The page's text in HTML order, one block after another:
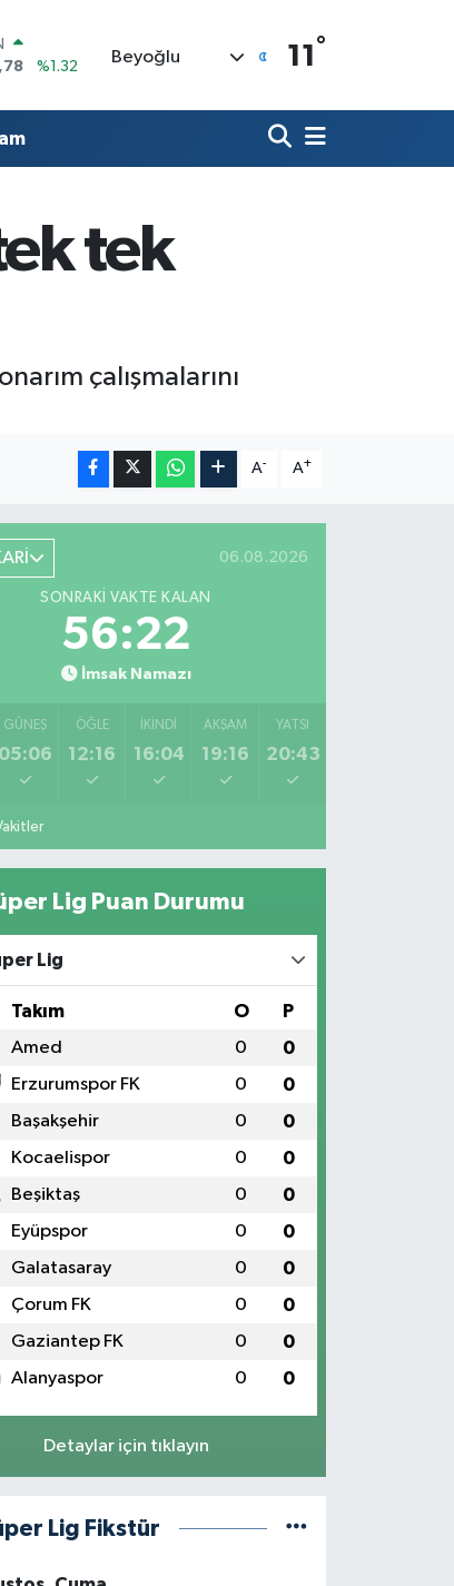
%1.32
%0.08
%0.54
Beyoğlu 11 °
tek
çalışmalarını
A- A+
06.08.2026
SONRAKI VAKTE KALAN
56:22
İmsak Namazı
GÜNEŞ
05:06
ÖĞLE
12:16
İKINDI
16:04
AKŞAM
19:16
YATSI
20:43
Lig Puan Durumu
Lig
Takım O P
Amed 0 0
Erzurumspor FK 0 0
Başakşehir 0 0
Kocaelispor 0 0
Beşiktaş 0 0
Eyüpspor 0 0
Galatasaray 0 0
Çorum FK 0 0
Gaziantep FK 0 0
Alanyaspor 0 0
Detaylar için tıklayın
Lig Fikstür